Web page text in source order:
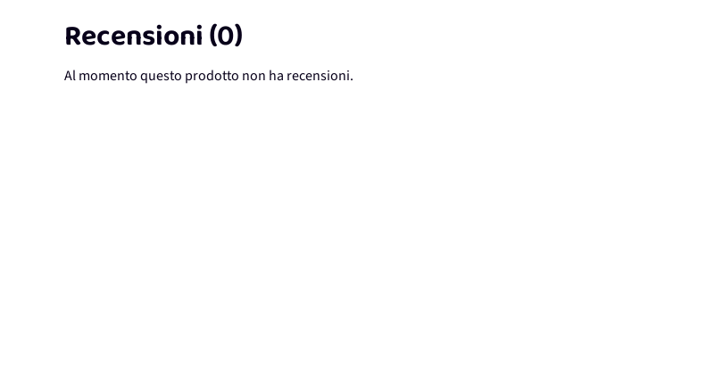
Recensioni (0)
Al momento questo prodotto non ha recensioni.